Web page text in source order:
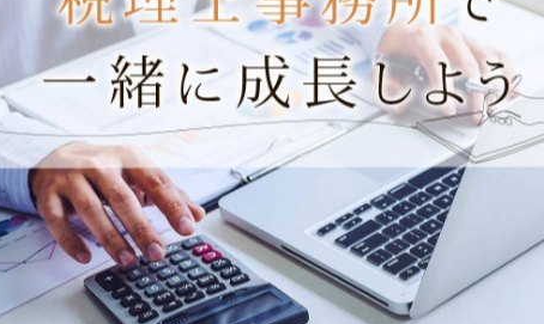
うに潤沢なボーナスを毎回出せるような体力はありま
せめて『働きやすさ』と『環境』だけは最高水準にする
すること。 そして、 「快適な空間で仕事をしてもらう
を守るためにスタッフに我慢を強いるなら、僕が独立
れた人への投資」なんや。